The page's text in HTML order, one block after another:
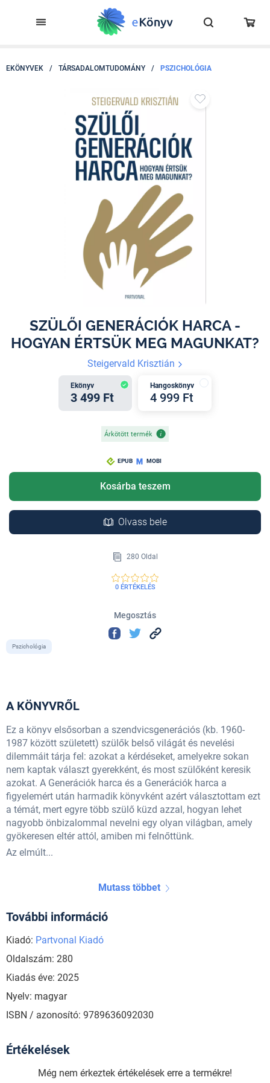
EKÖNYVEK / TÁRSADALOMTUDOMÁNY / PSZICHOLÓGIA
SZÜLŐI GENERÁCIÓK HARCA -
HOGYAN ÉRTSÜK MEG MAGUNKAT?
Steigervald Krisztián
Ekönyv
3 499 Ft
Hangoskönyv
4 999 Ft
Árkötött termék
EPUB MOBI
Kosárba teszem
Olvass bele
280 Oldal
0 ÉRTÉKELÉS
Megosztás
Pszichológia
A KÖNYVRŐL
Ez a könyv elsősorban a szendvicsgenerációs (kb. 1960-
1987 között született) szülők belső világát és nevelési
dilemmáit tárja fel: azokat a kérdéseket, amelyekre sokan
nem kaptak választ gyerekként, és most szülőként keresik
azokat. A Generációk harca és a Generációk harca a
figyelemért után harmadik könyvként azért választottam ezt
a témát, mert egyre több szülő küzd azzal, hogyan lehet
nagyobb önbizalommal nevelni egy olyan világban, amely
gyökeresen eltér attól, amiben mi felnőttünk.
Az elmúlt...
Mutass többet
További információ
Kiadó: Partvonal Kiadó
Oldalszám: 280
Kiadás éve: 2025
Nyelv: magyar
ISBN / azonosító: 9789636092030
Értékelések
Még nem érkeztek értékelések erre a termékre!